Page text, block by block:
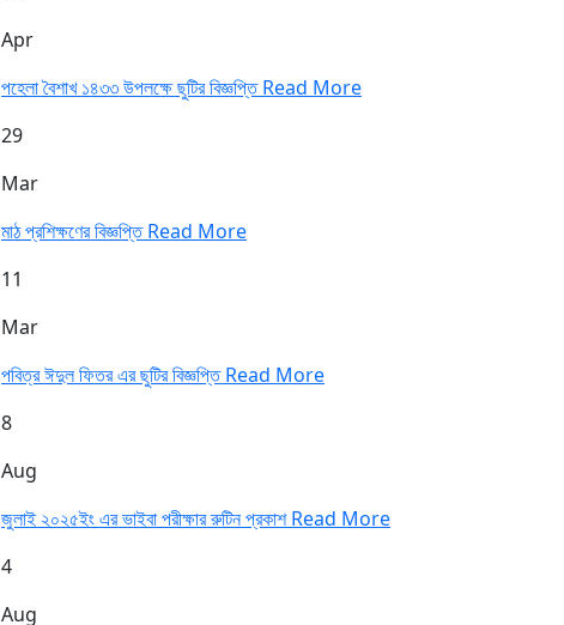
Apr
পহেলা বৈশাখ ১৪৩৩ উপলক্ষে ছুটির বিজ্ঞপ্তিRead More
29
Mar
মাঠ প্রশিক্ষণের বিজ্ঞপ্তিRead More
11
Mar
পবিত্র ঈদুল ফিতর এর ছুটির বিজ্ঞপ্তিRead More
8
Aug
জুলাই ২০২৫ইং এর ভাইবা পরীক্ষার রুটিন প্রকাশRead More
4
Aug